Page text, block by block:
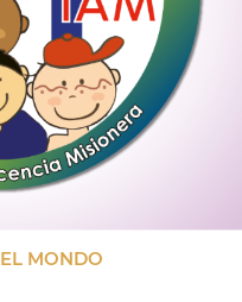
MONDO